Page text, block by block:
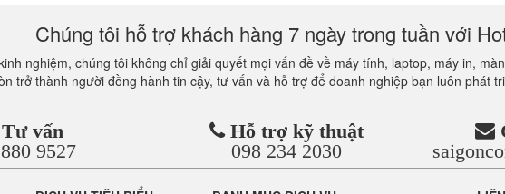
Chúng tôi hỗ trợ khách hàng 7 ngày trong tuần với
nghiệm, chúng tôi không chỉ giải quyết mọi vấn đề về máy tính, laptop, máy in,
trở thành người đồng hành tin cậy, tư vấn và hỗ trợ để doanh nghiệp bạn luôn phát
Tư vấn
9527
Hỗ trợ kỹ thuật
098 234 2030